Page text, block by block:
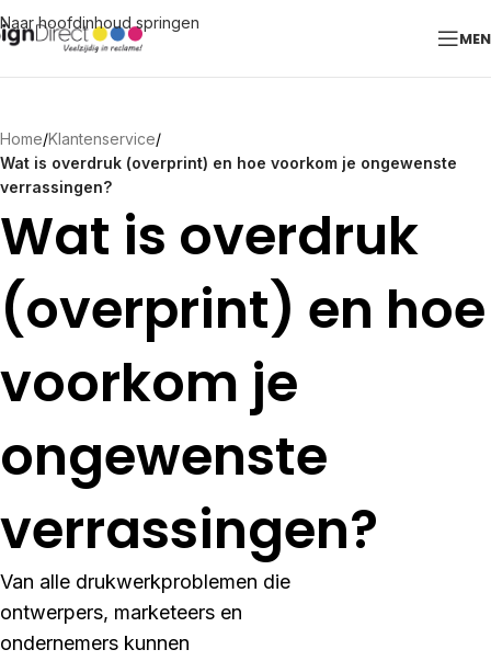
Naar hoofdinhoud springen
Home/Klantenservice/
Wat is overdruk (overprint) en hoe voorkom je ongewenste
verrassingen?
Wat is overdruk
(overprint) en hoe
voorkom je
ongewenste
verrassingen?
Van alle drukwerkproblemen die
ontwerpers, marketeers en
ondernemers kunnen